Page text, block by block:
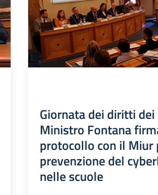
Giornata dei diritti
Ministro Fontana
protocollo con il Miur
prevenzione del
nelle scuole